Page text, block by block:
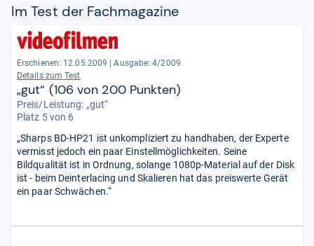
Im Test der Fach­ma­ga­zine
Erschienen: 12.05.2009
Ausgabe: 4/2009
Details zum Test
„gut“ (106 von 200 Punkten)
Preis/Leistung: „gut“
Platz 5 von 6
„Sharps BD-HP21 ist unkompliziert zu handhaben, der Experte
vermisst jedoch ein paar Einstellmöglichkeiten. Seine
Bildqualität ist in Ordnung, solange 1080p-Material auf der Disk
ist - beim Deinterlacing und Skalieren hat das preiswerte Gerät
ein paar Schwächen.“